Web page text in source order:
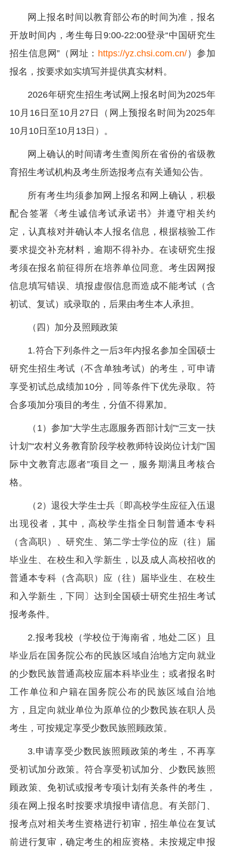
网上报名时间以教育部公布的时间为准，报名
开放时间内，考生每日9:00-22:00登录“中国研究生
招生信息网”（网址： https://yz.chsi.com.cn/ ）参加
报名，按要求如实填写并提供真实材料。
2026年研究生招生考试网上报名时间为2025年
10月16日至10月27日（网上预报名时间为2025年
10月10日至10月13日）。
网上确认的时间请考生查阅所在省份的省级教
育招生考试机构及考生所选报考点有关通知公告。
所有考生均须参加网上报名和网上确认，积极
配合签署《考生诚信考试承诺书》并遵守相关约
定，认真核对并确认本人报名信息，根据核验工作
要求提交补充材料，逾期不得补办。在读研究生报
考须在报名前征得所在培养单位同意。考生因网报
信息填写错误、填报虚假信息而造成不能考试（含
初试、复试）或录取的，后果由考生本人承担。
（四）加分及照顾政策
1.符合下列条件之一后3年内报名参加全国硕士
研究生招生考试（不含单独考试）的考生，可申请
享受初试总成绩加10分，同等条件下优先录取。符
合多项加分项目的考生，分值不得累加。
（1）参加“大学生志愿服务西部计划”“三支一扶
计划”“农村义务教育阶段学校教师特设岗位计划”“国
际中文教育志愿者”项目之一，服务期满且考核合
格。
（2）退役大学生士兵〔即高校学生应征入伍退
出现役者，其中，高校学生指全日制普通本专科
（含高职）、研究生、第二学士学位的应（往）届
毕业生、在校生和入学新生，以及成人高校招收的
普通本专科（含高职）应（往）届毕业生、在校生
和入学新生，下同〕达到全国硕士研究生招生考试
报考条件。
2.报考我校（学校位于海南省，地处二区）且
毕业后在国务院公布的民族区域自治地方定向就业
的少数民族普通高校应届本科毕业生；或者报名时
工作单位和户籍在国务院公布的民族区域自治地
方，且定向就业单位为原单位的少数民族在职人员
考生，可按规定享受少数民族照顾政策。
3.申请享受少数民族照顾政策的考生，不再享
受初试加分政策。符合享受初试加分、少数民族照
顾政策、免初试或报考专项计划有关条件的考生，
须在网上报名时按要求填报申请信息。有关部门、
报考点对相关考生资格进行初审，招生单位在复试
前进行复审，确定考生的相应资格。未按规定申报